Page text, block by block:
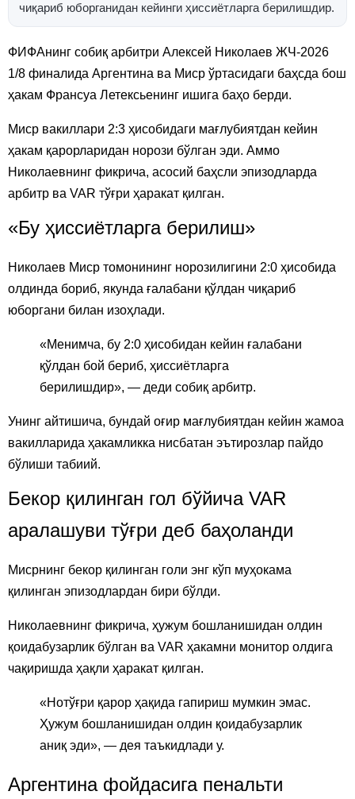
чиқариб юборганидан кейинги ҳиссиётларга берилишдир.
ФИФАнинг собиқ арбитри Алексей Николаев ЖЧ-2026
1/8 финалида Аргентина ва Миср ўртасидаги баҳсда бош
ҳакам Франсуа Летексьенинг ишига баҳо берди.
Миср вакиллари 2:3 ҳисобидаги мағлубиятдан кейин
ҳакам қарорларидан норози бўлган эди. Аммо
Николаевнинг фикрича, асосий баҳсли эпизодларда
арбитр ва VAR тўғри ҳаракат қилган.
«Бу ҳиссиётларга берилиш»
Николаев Миср томонининг норозилигини 2:0 ҳисобида
олдинда бориб, якунда ғалабани қўлдан чиқариб
юборгани билан изоҳлади.
«Менимча, бу 2:0 ҳисобидан кейин ғалабани
қўлдан бой бериб, ҳиссиётларга
берилишдир», — деди собиқ арбитр.
Унинг айтишича, бундай оғир мағлубиятдан кейин жамоа
вакилларида ҳакамликка нисбатан эътирозлар пайдо
бўлиши табиий.
Бекор қилинган гол бўйича VAR
аралашуви тўғри деб баҳоланди
Мисрнинг бекор қилинган голи энг кўп муҳокама
қилинган эпизодлардан бири бўлди.
Николаевнинг фикрича, ҳужум бошланишидан олдин
қоидабузарлик бўлган ва VAR ҳакамни монитор олдига
чақиришда ҳақли ҳаракат қилган.
«Нотўғри қарор ҳақида гапириш мумкин эмас.
Ҳужум бошланишидан олдин қоидабузарлик
аниқ эди», — дея таъкидлади у.
Аргентина фойдасига пенальти